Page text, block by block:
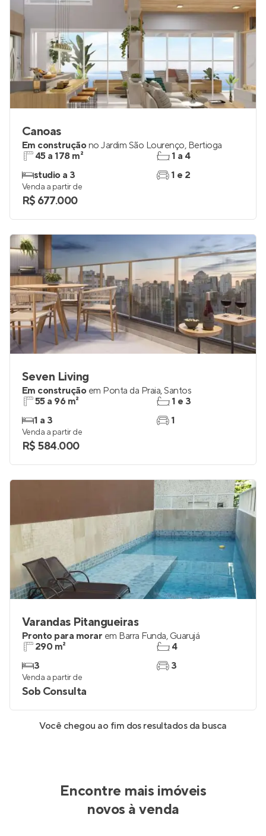
Canoas
Em construçãono Jardim São Lourenço, Bertioga
45 a 178 m²
studio a 3
1 a 4
1 e 2
Venda a partir de
R$ 677.000
Seven Living
Em construção em Ponta da Praia,Santos
55 a 96 m²
1 a 3
1 e 3
1
Venda a partir de
R$ 584.000
Varandas Pitangueiras
Pronto para morar em Barra Funda, Guarujá
290 m²
3
4
3
Venda a partir de
Sob Consulta
Você chegou ao fim dos resultados da busca
Encontre mais imóveis
novos à venda